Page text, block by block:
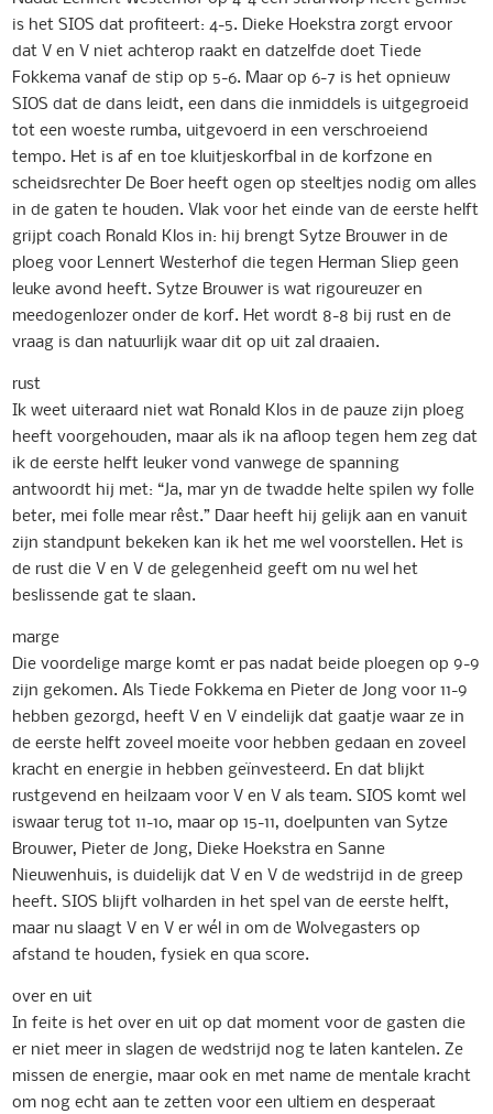
is het SIOS dat profiteert: 4-5. Dieke Hoekstra zorgt ervoor
dat V en V niet achterop raakt en datzelfde doet Tiede
Fokkema vanaf de stip op 5-6. Maar op 6-7 is het opnieuw
SIOS dat de dans leidt, een dans die inmiddels is uitgegroeid
tot een woeste rumba, uitgevoerd in een verschroeiend
tempo. Het is af en toe kluitjeskorfbal in de korfzone en
scheidsrechter De Boer heeft ogen op steeltjes nodig om alles
in de gaten te houden. Vlak voor het einde van de eerste helft
grijpt coach Ronald Klos in: hij brengt Sytze Brouwer in de
ploeg voor Lennert Westerhof die tegen Herman Sliep geen
leuke avond heeft. Sytze Brouwer is wat rigoureuzer en
meedogenlozer onder de korf. Het wordt 8-8 bij rust en de
vraag is dan natuurlijk waar dit op uit zal draaien.
rust
Ik weet uiteraard niet wat Ronald Klos in de pauze zijn ploeg
heeft voorgehouden, maar als ik na afloop tegen hem zeg dat
ik de eerste helft leuker vond vanwege de spanning
antwoordt hij met: “Ja, mar yn de twadde helte spilen wy folle
beter, mei folle mear rêst.” Daar heeft hij gelijk aan en vanuit
zijn standpunt bekeken kan ik het me wel voorstellen. Het is
de rust die V en V de gelegenheid geeft om nu wel het
beslissende gat te slaan.
marge
Die voordelige marge komt er pas nadat beide ploegen op 9-9
zijn gekomen. Als Tiede Fokkema en Pieter de Jong voor 11-9
hebben gezorgd, heeft V en V eindelijk dat gaatje waar ze in
de eerste helft zoveel moeite voor hebben gedaan en zoveel
kracht en energie in hebben geïnvesteerd. En dat blijkt
rustgevend en heilzaam voor V en V als team. SIOS komt wel
iswaar terug tot 11-10, maar op 15-11, doelpunten van Sytze
Brouwer, Pieter de Jong, Dieke Hoekstra en Sanne
Nieuwenhuis, is duidelijk dat V en V de wedstrijd in de greep
heeft. SIOS blijft volharden in het spel van de eerste helft,
maar nu slaagt V en V er wél in om de Wolvegasters op
afstand te houden, fysiek en qua score.
over en uit
In feite is het over en uit op dat moment voor de gasten die
er niet meer in slagen de wedstrijd nog te laten kantelen. Ze
missen de energie, maar ook en met name de mentale kracht
om nog echt aan te zetten voor een ultiem en desperaat